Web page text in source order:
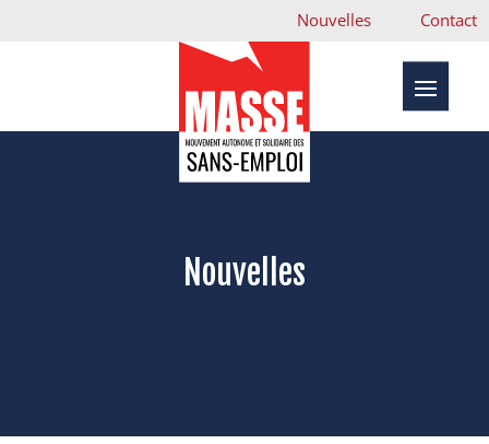
Nouvelles Contact
Nouvelles